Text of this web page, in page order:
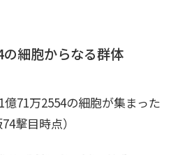
細胞からなる群体
71万2554の細胞が集まった
撃目時点）